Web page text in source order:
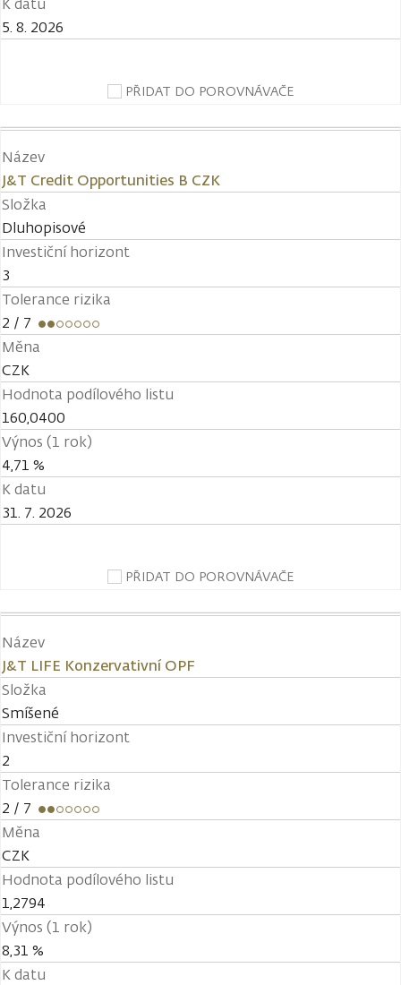
5. 8. 2026
PŘIDAT DO POROVNÁVAČE
Název
J&T Credit Opportunities B CZK
Složka
Dluhopisové
Investiční horizont
3
Tolerance rizika
2 / 7
Měna
CZK
Hodnota podílového listu
160,0400
Výnos (1 rok)
4,71 %
K datu
31. 7. 2026
PŘIDAT DO POROVNÁVAČE
Název
J&T LIFE Konzervativní OPF
Složka
Smíšené
Investiční horizont
2
Tolerance rizika
2 / 7
Měna
CZK
Hodnota podílového listu
1,2794
Výnos (1 rok)
8,31 %
K datu